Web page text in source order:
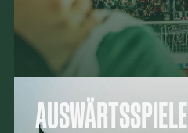
AUSWÄRTSSPIELE